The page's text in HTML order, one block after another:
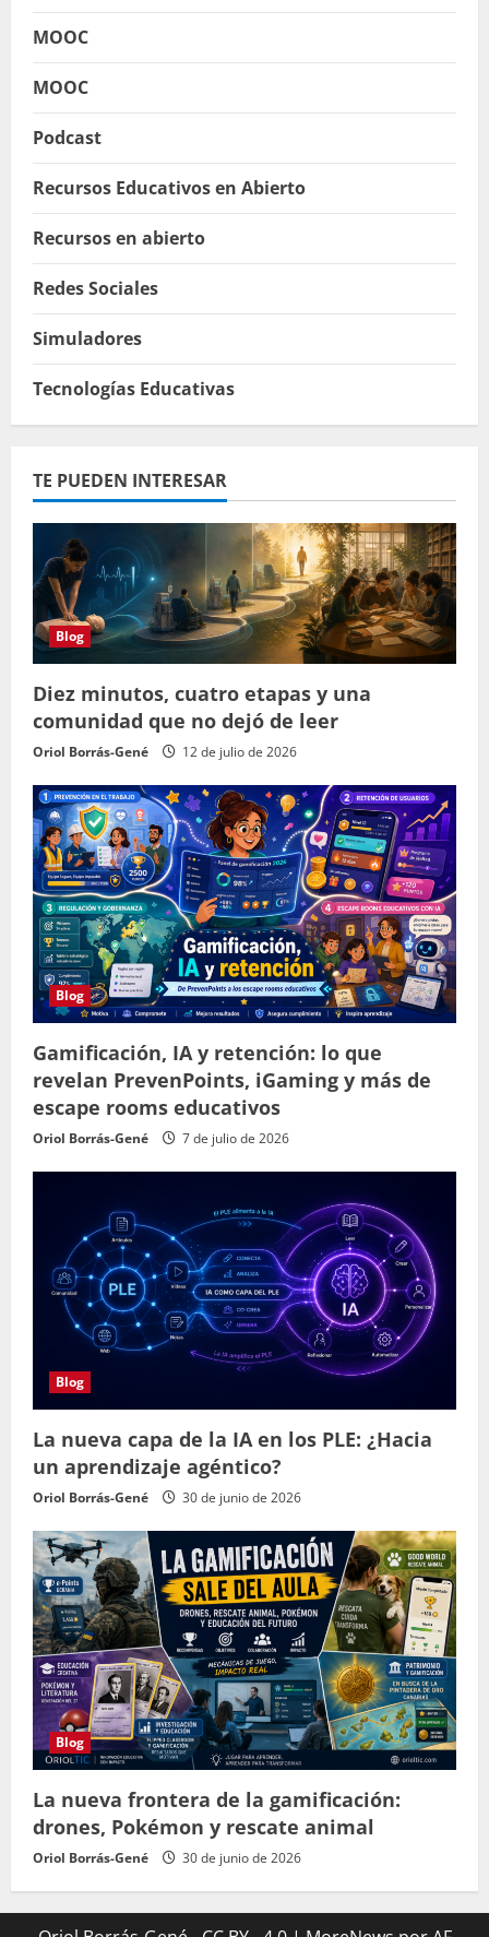
MOOC
MOOC
Podcast
Recursos Educativos en Abierto
Recursos en abierto
Redes Sociales
Simuladores
Tecnologías Educativas
TE PUEDEN INTERESAR
Blog
Diez minutos, cuatro etapas y una
comunidad que no dejó de leer
Oriol Borrás-Gené 12 de julio de 2026
Blog
Gamificación, IA y retención: lo que
revelan PrevenPoints, iGaming y más de
escape rooms educativos
Oriol Borrás-Gené 7 de julio de 2026
Blog
La nueva capa de la IA en los PLE: ¿Hacia
un aprendizaje agéntico?
Oriol Borrás-Gené 30 de junio de 2026
Blog
La nueva frontera de la gamificación:
drones, Pokémon y rescate animal
Oriol Borrás-Gené 30 de junio de 2026